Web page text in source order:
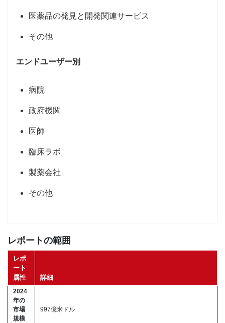
医薬品の発見と開発関連サービス
その他
エンドユーザー別
病院
政府機関
医師
臨床ラボ
製薬会社
その他
レポートの範囲
レポ
ート
属性
詳細
2024
年の
市場
規模
997億米ドル